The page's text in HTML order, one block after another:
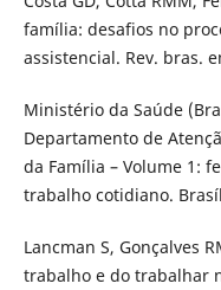
família: desafios no
assistencial. Rev. bras.
Ministério da Saúde
Departamento de
da Família – Volume 1:
trabalho cotidiano.
Lancman S, Gonçalves
trabalho e do trabalhar